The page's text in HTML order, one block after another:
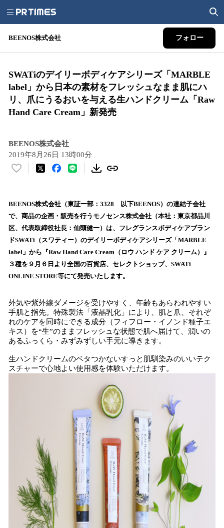
BEENOS株式会社 フォロー
SWATiのデイリーボディケアシリーズ「MARBLE
label」から日本の素材をフレッシュなまま肌にハ
リ、爪にうるおいを与える生ハンドクリーム「Raw
Hand Care Cream」新発売
BEENOS株式会社
2019年8月26日 13時00分
い
！
数
を
読
込
み
中
す
BEENOS株式会社（東証一部：3328 以下BEENOS）の連結子会社
で、商品の企画・販売を行うモノセンス株式会社（本社：東京都品川
区、代表取締役社長：仙頭健一）は、フレグランスボディケアブラン
ドSWATi（スワティー）のデイリーボディケアシリーズ「MARBLE
label」から『Raw Hand Care Cream（ロウ ハンド ケア クリーム）』
３種を９月６日より全国の百貨店、セレクトショップ、SWATi
ONLINE STORE等にて発売いたします。
外気や紫外線ダメージを受けやすく、年齢もあらわれやすい
手肌と指先。特殊製法「液晶乳化」により、肌と爪、それぞ
れのケアを同時にできる成分（フィフロー・イノンド種子エ
キス）を“生”のままフレッシュな状態で肌へ届けて、潤いの
あるふっくら・みずみずしい手元に導きます。
生ハンドクリームのベタつかないすっと肌馴染みのいいテク
スチャーで心地よい使用感を体験いただけます。